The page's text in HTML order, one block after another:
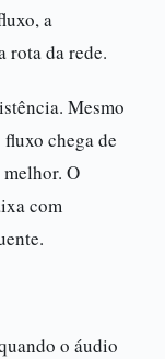
a
rota da rede.
Mesmo
chega de
O
com
o áudio